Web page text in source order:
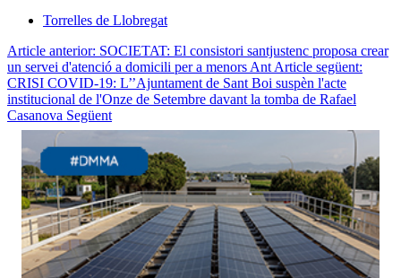
Torrelles de Llobregat
Article anterior: SOCIETAT: El consistori santjustenc proposa crear
un servei d'atenció a domicili per a menors Ant Article següent:
CRISI COVID-19: L’’Ajuntament de Sant Boi suspèn l'acte
institucional de l'Onze de Setembre davant la tomba de Rafael
Casanova Següent